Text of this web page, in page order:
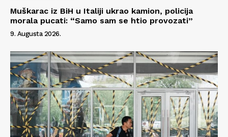
Muškarac iz BiH u Italiji ukrao kamion, policija
morala pucati: “Samo sam se htio provozati”
9. Augusta 2026.